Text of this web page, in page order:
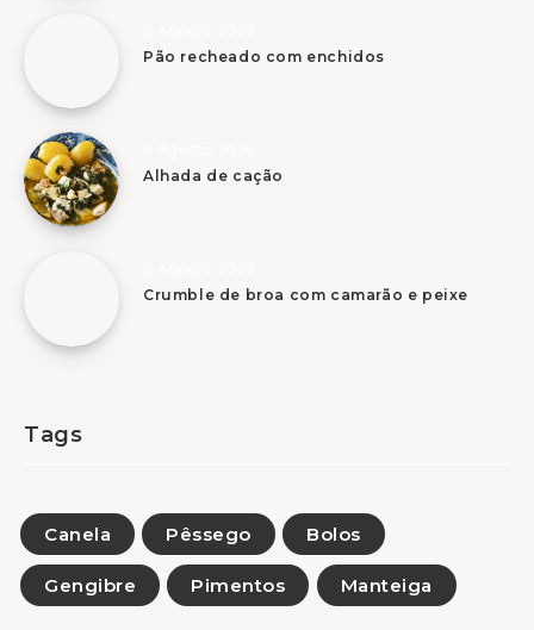
Pão recheado com enchidos
Alhada de cação
Crumble de broa com camarão e peixe
Tags
Canela Pêssego Bolos
Gengibre Pimentos Manteiga